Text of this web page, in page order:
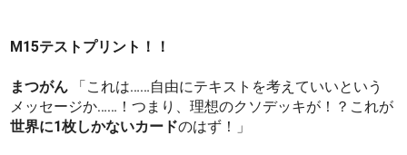
M15テストプリント！！
まつがん 「これは……自由にテキストを考えていいという
メッセージか……！つまり、理想のクソデッキが！？これが
世界に1枚しかないカードのはず！」